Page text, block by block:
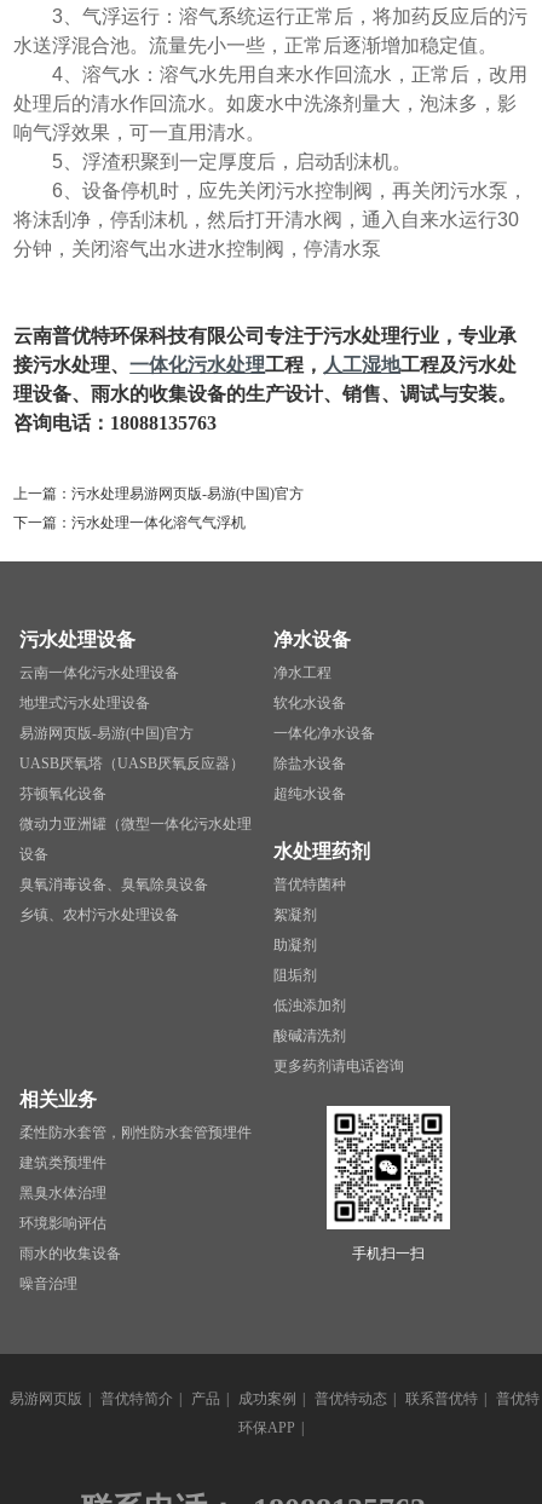
3、气浮运行：溶气系统运行正常后，将加药反应后的污
水送浮混合池。流量先小一些，正常后逐渐增加稳定值。
4、溶气水：溶气水先用自来水作回流水，正常后，改用
处理后的清水作回流水。如废水中洗涤剂量大，泡沫多，影
响气浮效果，可一直用清水。
5、浮渣积聚到一定厚度后，启动刮沫机。
6、设备停机时，应先关闭污水控制阀，再关闭污水泵，
将沫刮净，停刮沫机，然后打开清水阀，通入自来水运行30
分钟，关闭溶气出水进水控制阀，停清水泵
云南普优特环保科技有限公司专注于污水处理行业，专业承
接污水处理、一体化污水处理工程， 人工湿地工程及污水处
理设备、雨水的收集设备的生产设计、销售、调试与安装。
咨询电话：18088135763
上一篇：污水处理易游网页版-易游(中国)官方
下一篇：污水处理一体化溶气气浮机
污水处理设备
云南一体化污水处理设备
地埋式污水处理设备
易游网页版-易游(中国)官方
UASB厌氧塔（UASB厌氧反应器）
芬顿氧化设备
微动力亚洲罐（微型一体化污水处理
设备
臭氧消毒设备、臭氧除臭设备
乡镇、农村污水处理设备
净水设备
净水工程
软化水设备
一体化净水设备
除盐水设备
超纯水设备
水处理药剂
普优特菌种
絮凝剂
助凝剂
阻垢剂
低浊添加剂
酸碱清洗剂
更多药剂请电话咨询
相关业务
柔性防水套管，刚性防水套管预埋件
建筑类预埋件
黑臭水体治理
环境影响评估
雨水的收集设备
噪音治理
手机扫一扫
易游网页版 普优特简介 产品 成功案例 普优特动态 联系普优特
普优特
环保APP